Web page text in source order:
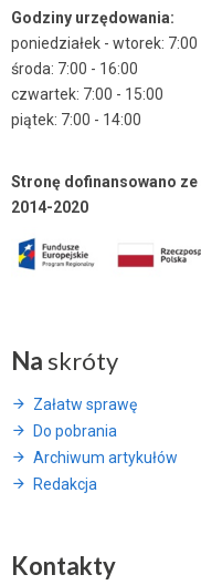
Godziny urzędowania:
poniedziałek - wtorek: 7:00
środa: 7:00 - 16:00
czwartek: 7:00 - 15:00
piątek: 7:00 - 14:00
Stronę dofinansowano ze
2014-2020
Na skróty
Załatw sprawę
Do pobrania
Archiwum artykułów
Redakcja
Kontakty